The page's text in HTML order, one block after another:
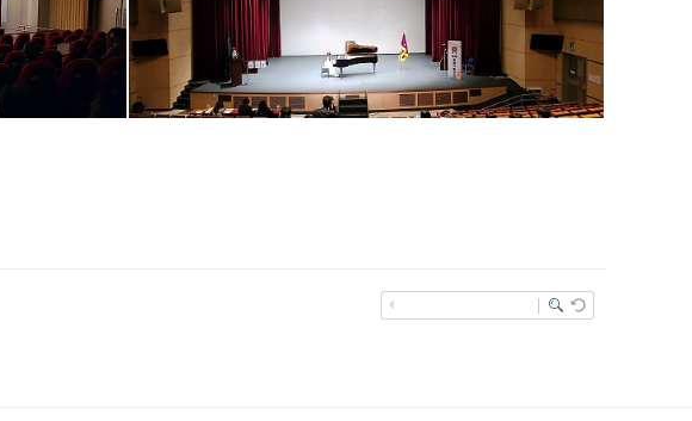
클래식 영재클래식콩쿠르